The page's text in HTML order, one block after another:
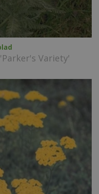
Variety'